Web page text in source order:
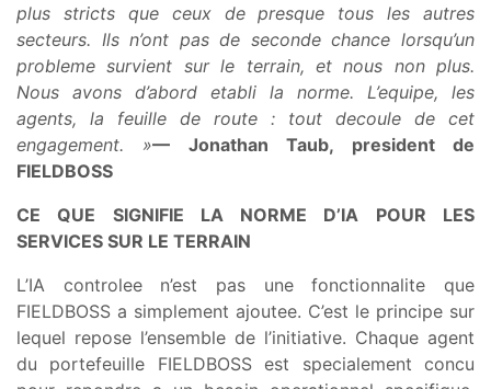
plus stricts que ceux de presque tous les autres
secteurs. Ils n’ont pas de seconde chance lorsqu’un
probleme survient sur le terrain, et nous non plus.
Nous avons d’abord etabli la norme. L’equipe, les
agents, la feuille de route : tout decoule de cet
engagement. »— Jonathan Taub, president de
FIELDBOSS
CE QUE SIGNIFIE LA NORME D’IA POUR LES
SERVICES SUR LE TERRAIN
L’IA controlee n’est pas une fonctionnalite que
FIELDBOSS a simplement ajoutee. C’est le principe sur
lequel repose l’ensemble de l’initiative. Chaque agent
du portefeuille FIELDBOSS est specialement concu